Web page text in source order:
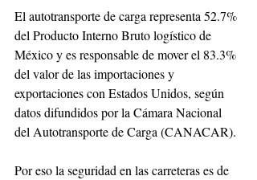
El autotransporte de carga representa 52.7%
del Producto Interno Bruto logístico de
México y es responsable de mover el 83.3%
del valor de las importaciones y
exportaciones con Estados Unidos, según
datos difundidos por la Cámara Nacional
del Autotransporte de Carga (CANACAR).
Por eso la seguridad en las carreteras es de